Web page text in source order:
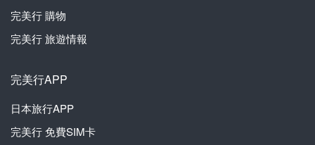
完美行購物
完美行旅遊情報
完美行APP
日本旅行APP
完美行免費SIM卡